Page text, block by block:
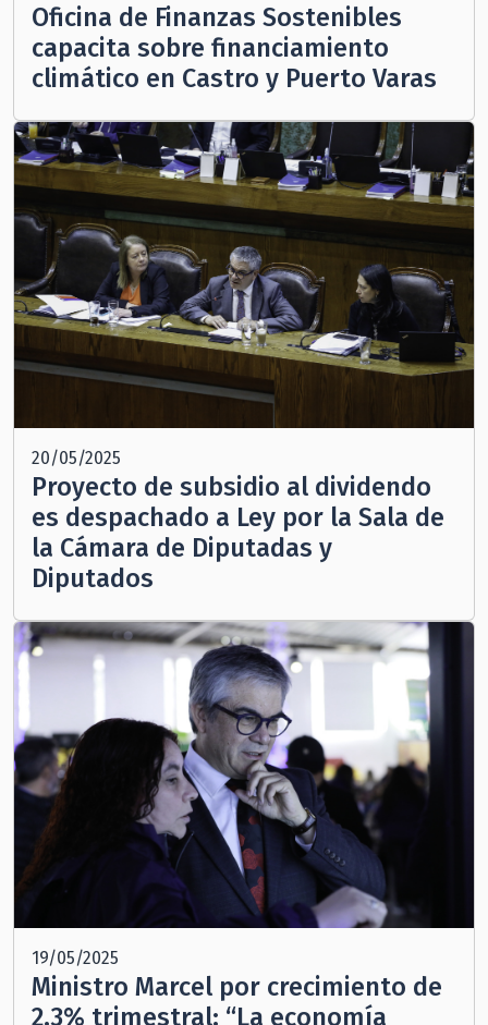
Oficina de Finanzas Sostenibles
capacita sobre financiamiento
climático en Castro y Puerto Varas
20/05/2025
Proyecto de subsidio al dividendo
es despachado a Ley por la Sala de
la Cámara de Diputadas y
Diputados
19/05/2025
Ministro Marcel por crecimiento de
2,3% trimestral: “La economía